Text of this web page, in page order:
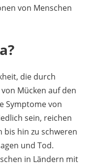
von Menschen
die durch
Mücken auf den
Symptome von
sein, reichen
bis hin zu schweren
und Tod.
in Ländern mit